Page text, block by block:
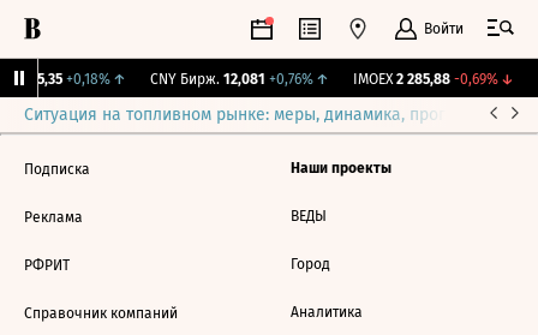
Войти
115,35 +0,18%↑ CNY Бирж. 12,081 +0,76%↑ IMOEX 2 285,88 -0,69%↓
Ситуация на топливном рынке: меры, динамика, прогнозы
Подписка
Реклама
РФРИТ
Справочник компаний
Наши проекты
ВЕДЫ
Город
Аналитика